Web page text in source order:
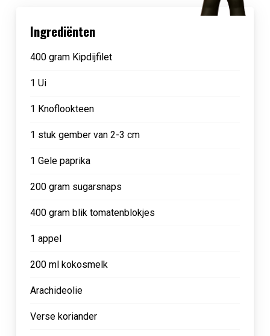
Ingrediënten
400 gram Kipdijfilet
1 Ui
1 Knoflookteen
1 stuk gember van 2-3 cm
1 Gele paprika
200 gram sugarsnaps
400 gram blik tomatenblokjes
1 appel
200 ml kokosmelk
Arachideolie
Verse koriander